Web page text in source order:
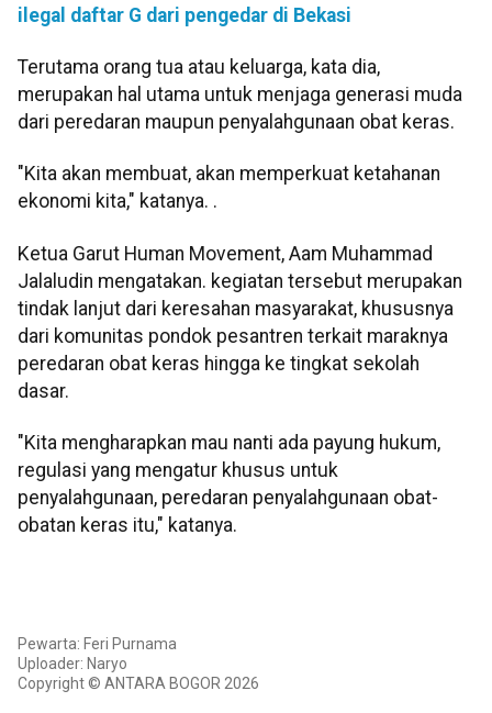
ilegal daftar G dari pengedar di Bekasi
Terutama orang tua atau keluarga, kata dia,
merupakan hal utama untuk menjaga generasi muda
dari peredaran maupun penyalahgunaan obat keras.
"Kita akan membuat, akan memperkuat ketahanan
ekonomi kita," katanya. .
Ketua Garut Human Movement, Aam Muhammad
Jalaludin mengatakan. kegiatan tersebut merupakan
tindak lanjut dari keresahan masyarakat, khususnya
dari komunitas pondok pesantren terkait maraknya
peredaran obat keras hingga ke tingkat sekolah
dasar.
"Kita mengharapkan mau nanti ada payung hukum,
regulasi yang mengatur khusus untuk
penyalahgunaan, peredaran penyalahgunaan obat-
obatan keras itu," katanya.
Pewarta: Feri Purnama
Uploader: Naryo
Copyright © ANTARA BOGOR 2026